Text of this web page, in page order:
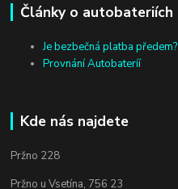
Články o autobateriích
Je bezbečná platba předem?
Provnání Autobateríí
Kde nás najdete
Pržno 228
Pržno u Vsetína, 756 23